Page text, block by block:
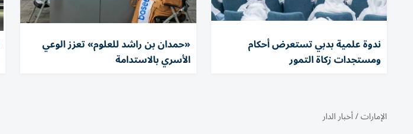
ندوة علمية بدبي تستعرض أحكام
ومستجدات زكاة التمور
«حمدان بن راشد للعلوم» تعزز الوعي
الأسري بالاستدامة
الإمارات/أخبار الدار